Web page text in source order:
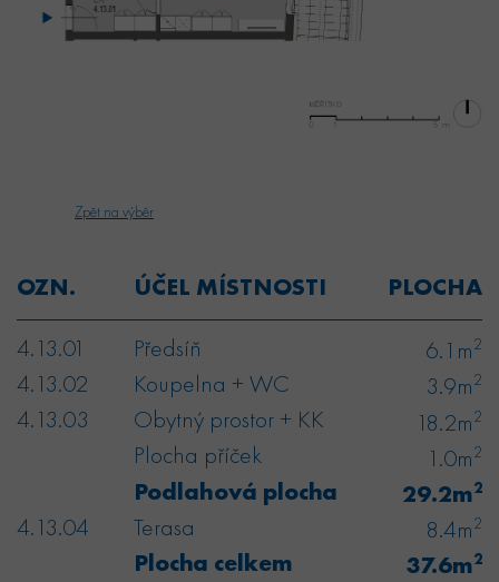
Zpět na výběr
OZN. ÚČEL MÍSTNOSTI PLOCHA
4.13.01 Předsíň 6.1m2
4.13.02 Koupelna + WC 3.9m2
4.13.03 Obytný prostor + KK 18.2m2
Plocha příček 1.0m2
Podlahová plocha 29.2m2
4.13.04 Terasa 8.4m2
Plocha celkem 37.6m2